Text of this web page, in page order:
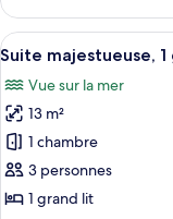
lit,
accès
la
piscine,
vue
sur
la
Suite
romantique,
1
lit,
accès
la
piscine,
vue
sur
Afficher
toutes
les
photos
pour
ce
type
5
Suite majestueuse,
Vue sur la mer
13 m²
1 chambre
3 personnes
1 grand lit